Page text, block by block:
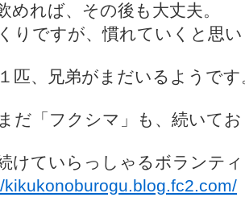
めれば、その後も大丈夫。
りですが、慣れていくと思
匹、兄弟がまだいるようです
だ「フクシマ」も、続いて
けていらっしゃるボランテ
kikukonoburogu.blog.fc2.com/